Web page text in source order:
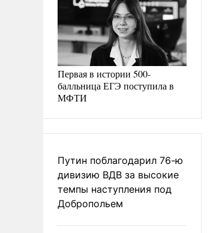
Первая в истории 500-
балльница ЕГЭ поступила в
МФТИ
Путин поблагодарил 76-ю
дивизию ВДВ за высокие
темпы наступления под
Добропольем